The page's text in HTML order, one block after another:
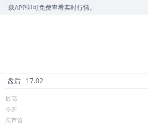
即可免费查看实时行情。
盘后 17.02
最高
今开
总市值